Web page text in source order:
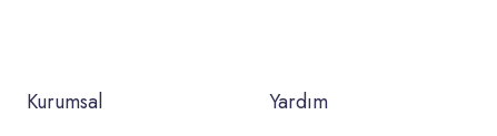
Kurumsal Yardım